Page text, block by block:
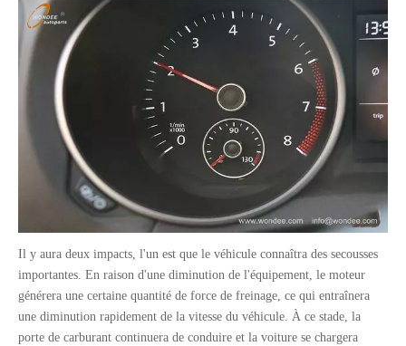
Il y aura deux impacts, l'un est que le véhicule connaîtra des secousses
importantes. En raison d'une diminution de l'équipement, le moteur
générera une certaine quantité de force de freinage, ce qui entraînera
une diminution rapidement de la vitesse du véhicule. À ce stade, la
porte de carburant continuera de conduire et la voiture se chargera